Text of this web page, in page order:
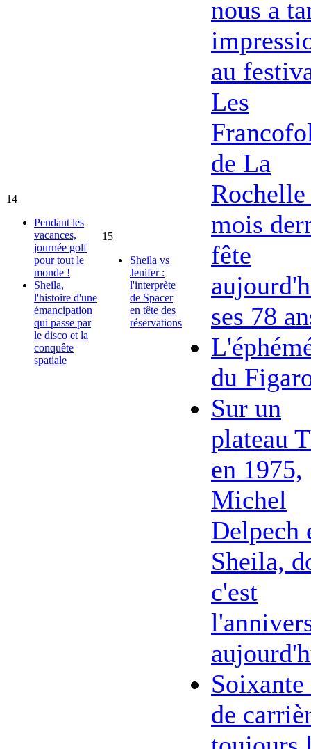
14
Pendant les
vacances,
journée golf
pour tout le
monde !
Sheila,
l'histoire d'une
émancipation
qui passe par
le disco et la
conquête
spatiale
15
Sheila vs
Jenifer :
l'interprète
de Spacer
en tête des
réservations
nous a
au
Les
de La
mois
fête
ses 78
du
Sur un
plateau
en 1975,
Michel
Delpech
Sheila,
c'est
Soixante
de